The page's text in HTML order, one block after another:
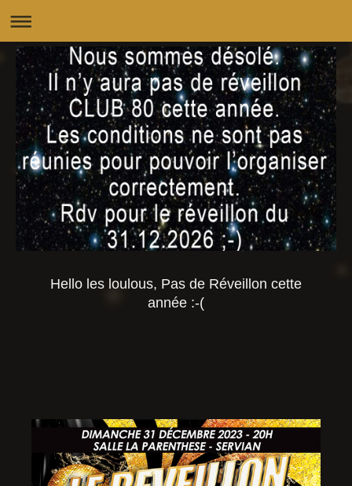
Hello les loulous, Pas de Réveillon cette
année :-(